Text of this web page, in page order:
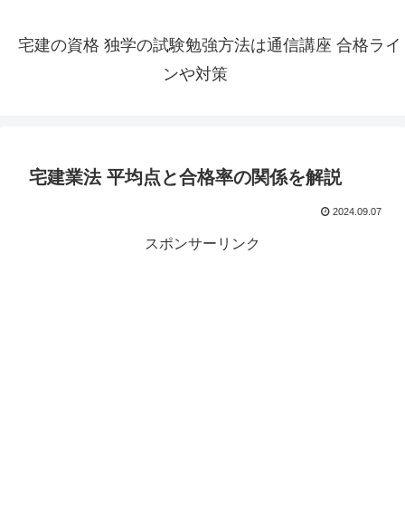
宅建の資格 独学の試験勉強方法は通信講座 合格ライ
ンや対策
宅建業法 平均点と合格率の関係を解説
2024.09.07
スポンサーリンク